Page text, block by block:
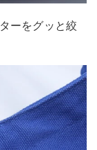
ーをグッと絞